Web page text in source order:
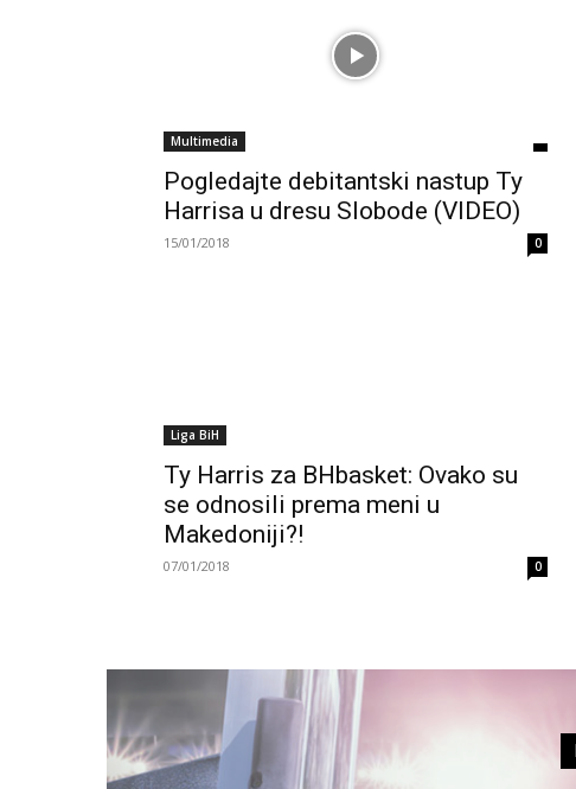
Multimedia
Pogledajte debitantski nastup Ty
Harrisa u dresu Slobode (VIDEO)
15/01/2018 0
Liga BiH
Ty Harris za BHbasket: Ovako su
se odnosili prema meni u
Makedoniji?!
07/01/2018 0